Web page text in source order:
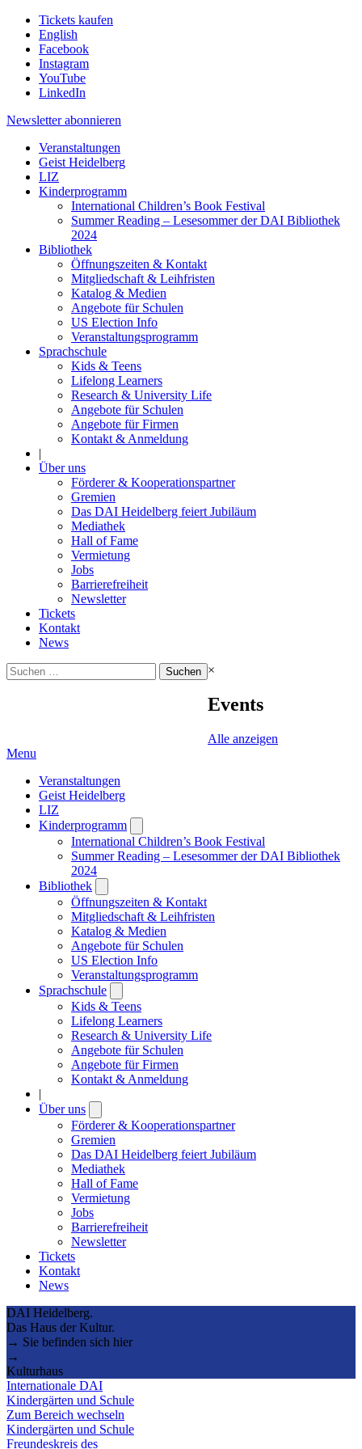
Tickets kaufen
English
Facebook
Instagram
YouTube
LinkedIn
Newsletter abonnieren
Veranstaltungen
Geist Heidelberg
LIZ
Kinderprogramm
International Children’s Book Festival
Summer Reading – Lesesommer der DAI Bibliothek
2024
Bibliothek
Öffnungszeiten & Kontakt
Mitgliedschaft & Leihfristen
Katalog & Medien
Angebote für Schulen
US Election Info
Veranstaltungsprogramm
Sprachschule
Kids & Teens
Lifelong Learners
Research & University Life
Angebote für Schulen
Angebote für Firmen
Kontakt & Anmeldung
|
Über uns
Förderer & Kooperationspartner
Gremien
Das DAI Heidelberg feiert Jubiläum
Mediathek
Hall of Fame
Vermietung
Jobs
Barrierefreiheit
Newsletter
Tickets
Kontakt
News
Suchen
nach:
×
Events
Alle anzeigen
Menu
Veranstaltungen
Geist Heidelberg
LIZ
Kinderprogramm
submenu
International Children’s Book Festival
Summer Reading – Lesesommer der DAI Bibliothek
2024
Bibliothek
submenu
Öffnungszeiten & Kontakt
Mitgliedschaft & Leihfristen
Katalog & Medien
Angebote für Schulen
US Election Info
Veranstaltungsprogramm
Sprachschule
submenu
Kids & Teens
Lifelong Learners
Research & University Life
Angebote für Schulen
Angebote für Firmen
Kontakt & Anmeldung
|
Über uns
submenu
Förderer & Kooperationspartner
Gremien
Das DAI Heidelberg feiert Jubiläum
Mediathek
Hall of Fame
Vermietung
Jobs
Barrierefreiheit
Newsletter
Tickets
Kontakt
News
DAI Heidelberg.
Das Haus der Kultur.
→ Sie befinden sich hier
→
Kulturhaus
Internationale DAI
Kindergärten und Schule
Zum Bereich wechseln
Kindergärten und Schule
Freundeskreis des